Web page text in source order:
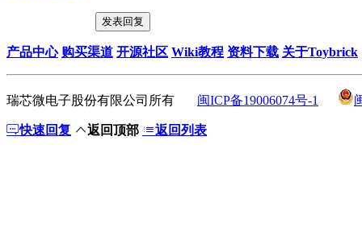
发表回复
产品中心 购买渠道 开源社区 Wiki教程 资料下载 关于Toybrick
瑞芯微电子股份有限公司所有 闽ICP备19006074号-1
快速回复 返回顶部 返回列表